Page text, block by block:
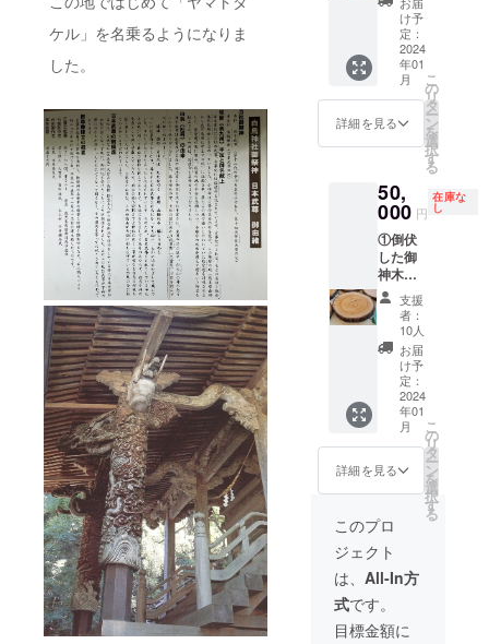
ケル」を名乗るようになりま
した。
感謝浄
火祭で
の祈願
板ご記
名の祈
願 ⑤
宮司か
ロジェ
クト報
告 ①の
詳
細 ・
支援者
様のご
希望の
日程と
します
が、事
前の予
約、日
時の調
整が必
要とな
りま
効 ・
問 ・
支援者
様の交
通費や
滞在費
料御招
待券 ②
宮司に
より境
内案内
（本殿
を含
む） ③
本殿
名板へ
の記名
④御神
木の御
守及び
東大寺
狹川長
老の手
書き複
製絵馬
⑤夫婦
杉感謝
浄火祭
での祈
願板ご
記名の
祈願
御礼状
及び本
プロ
ジェク
ト報告
①②の
詳
け予
定：
2024
年01
月
詳細を見る
こ
の
リ
タ
ー
ン
を
選
択
す
る
50,
000 円
在庫な
し
①倒伏
した御
神木で
制作し
た木工
品 （写
真は参
考） ②
白鳥神
社拝殿
での正
式参拝
または
御祈願
の無料
御招待
券 ③宮
司によ
り境内
案内
（本殿
を含
む） ④
支援
者：
10人
お届
け予
定：
2024
年01
月
詳細を見る
こ
の
リ
タ
ー
ン
を
選
択
す
る
このプロ
ジェクト
は、 All-In方
式です。
目標金額に